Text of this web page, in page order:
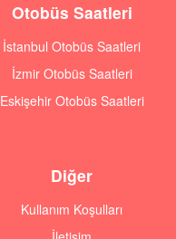
Otobüs Saatleri
İstanbul Otobüs Saatleri
İzmir Otobüs Saatleri
Eskişehir Otobüs Saatleri
Diğer
Kullanım Koşulları